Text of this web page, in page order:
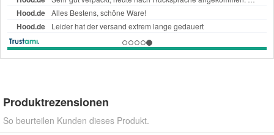
Produktrezensionen
So beurteilen Kunden dieses Produkt.